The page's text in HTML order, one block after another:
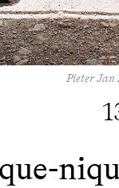
Pieter Jan